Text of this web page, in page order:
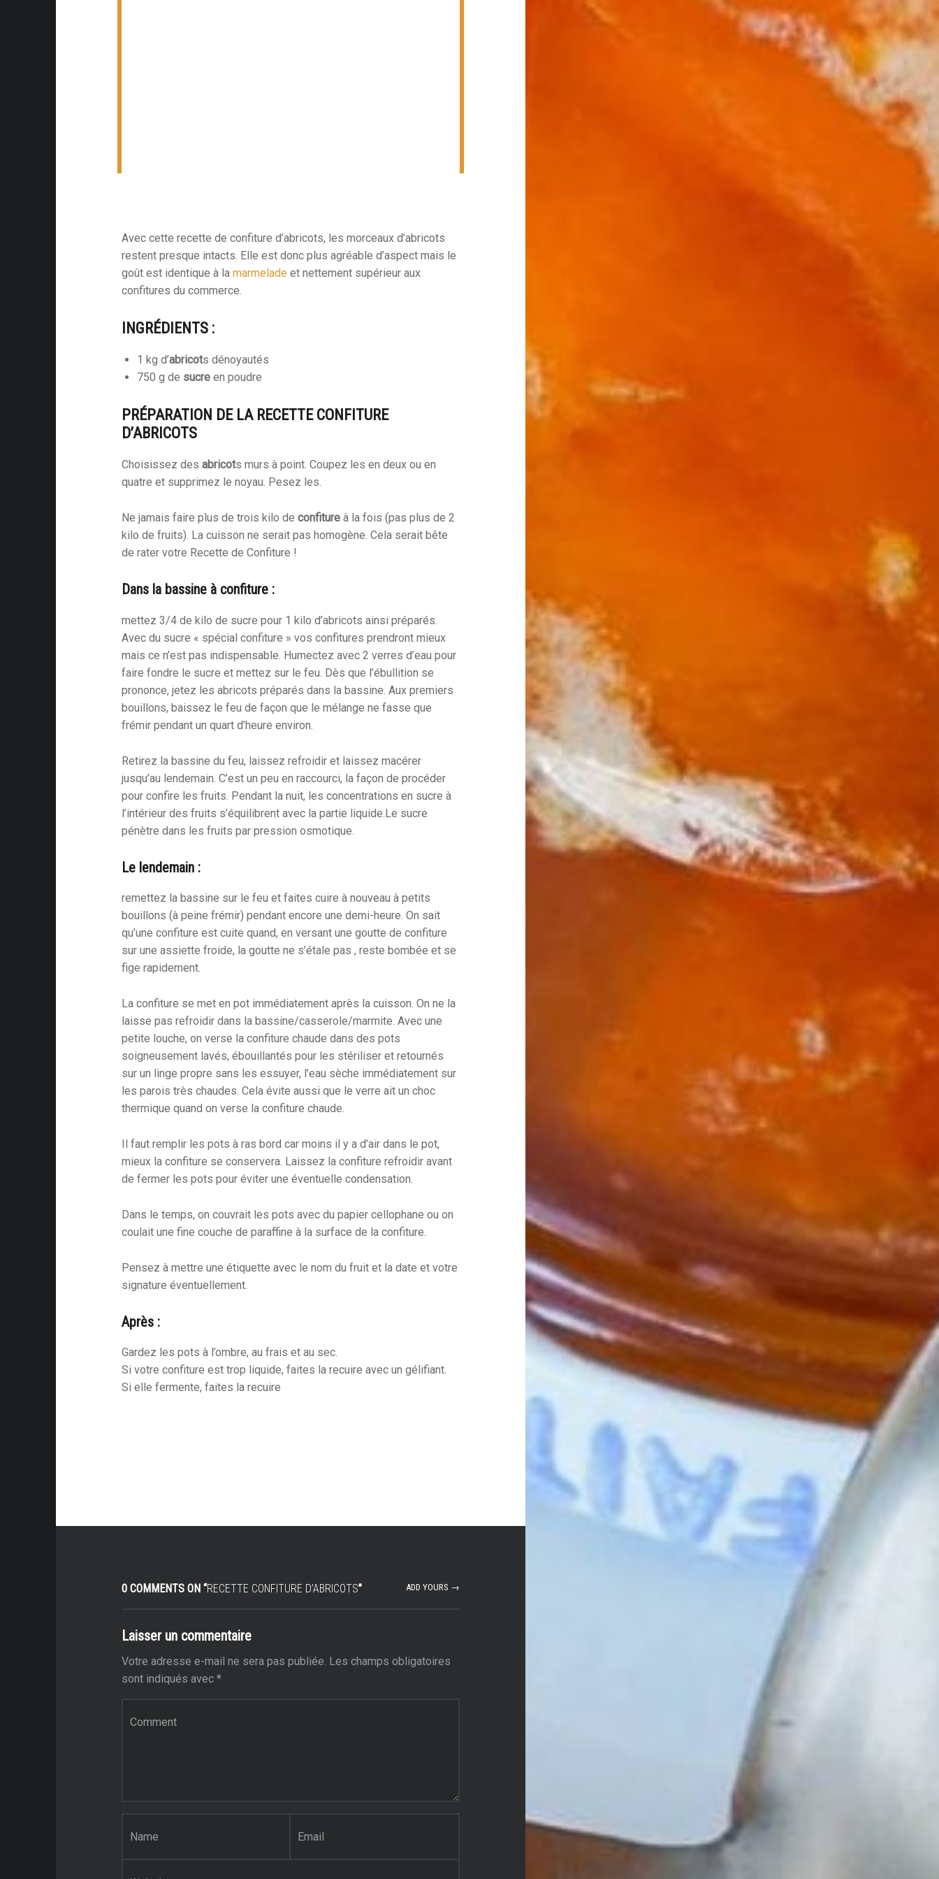
Avec cette recette de confiture d’abricots, les morceaux d’abricots
restent presque intacts. Elle est donc plus agréable d’aspect mais le
goût est identique à lamarmelade et nettement supérieur aux
confitures du commerce.
INGRÉDIENTS :
1 kg d’abricots dénoyautés
750 g de sucre en poudre
PRÉPARATION DE LA RECETTE CONFITURE
D’ABRICOTS
Choisissez desabricots murs à point. Coupez les en deux ou en
quatre et supprimez le noyau. Pesez les.
Ne jamais faire plus de trois kilo deconfiture à la fois (pas plus de 2
kilo de fruits). La cuisson ne serait pas homogène. Cela serait bête
de rater votre Recette de Confiture !
Dans la bassine à confiture :
mettez 3/4 de kilo de sucre pour 1 kilo d’abricots ainsi préparés.
Avec du sucre « spécial confiture » vos confitures prendront mieux
mais ce n’est pas indispensable. Humectez avec 2 verres d’eau pour
faire fondre le sucre et mettez sur le feu. Dès que l’ébullition se
prononce, jetez les abricots préparés dans la bassine. Aux premiers
bouillons, baissez le feu de façon que le mélange ne fasse que
frémir pendant un quart d’heure environ.
Retirez la bassine du feu, laissez refroidir et laissez macérer
jusqu’au lendemain. C’est un peu en raccourci, la façon de procéder
pour confire les fruits. Pendant la nuit, les concentrations en sucre à
l’intérieur des fruits s’équilibrent avec la partie liquide.Le sucre
pénètre dans les fruits par pression osmotique.
Le lendemain :
remettez la bassine sur le feu et faites cuire à nouveau à petits
bouillons (à peine frémir) pendant encore une demi-heure. On sait
qu’une confiture est cuite quand, en versant une goutte de confiture
sur une assiette froide, la goutte ne s’étale pas , reste bombée et se
fige rapidement.
La confiture se met en pot immédiatement après la cuisson. On ne la
laisse pas refroidir dans la bassine/casserole/marmite. Avec une
petite louche, on verse la confiture chaude dans des pots
soigneusement lavés, ébouillantés pour les stériliser et retournés
sur un linge propre sans les essuyer, l’eau sèche immédiatement sur
les parois très chaudes. Cela évite aussi que le verre ait un choc
thermique quand on verse la confiture chaude.
Il faut remplir les pots à ras bord car moins il y a d’air dans le pot,
mieux la confiture se conservera. Laissez la confiture refroidir avant
de fermer les pots pour éviter une éventuelle condensation.
Dans le temps, on couvrait les pots avec du papier cellophane ou on
coulait une fine couche de paraffine à la surface de la confiture.
Pensez à mettre une étiquette avec le nom du fruit et la date et votre
signature éventuellement.
Après :
Gardez les pots à l’ombre, au frais et au sec.
Si votre confiture est trop liquide, faites la recuire avec un gélifiant.
Si elle fermente, faites la recuire
0 COMMENTS ON “RECETTE CONFITURE D’ABRICOTS” ADD YOURS →
Laisser un commentaire
Votre adresse e-mail ne sera pas publiée. Les champs obligatoires
sont indiqués avec*